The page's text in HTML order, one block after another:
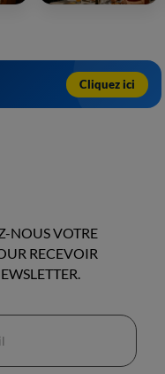
Cliquez ici
NOUS VOTRE
RECEVOIR